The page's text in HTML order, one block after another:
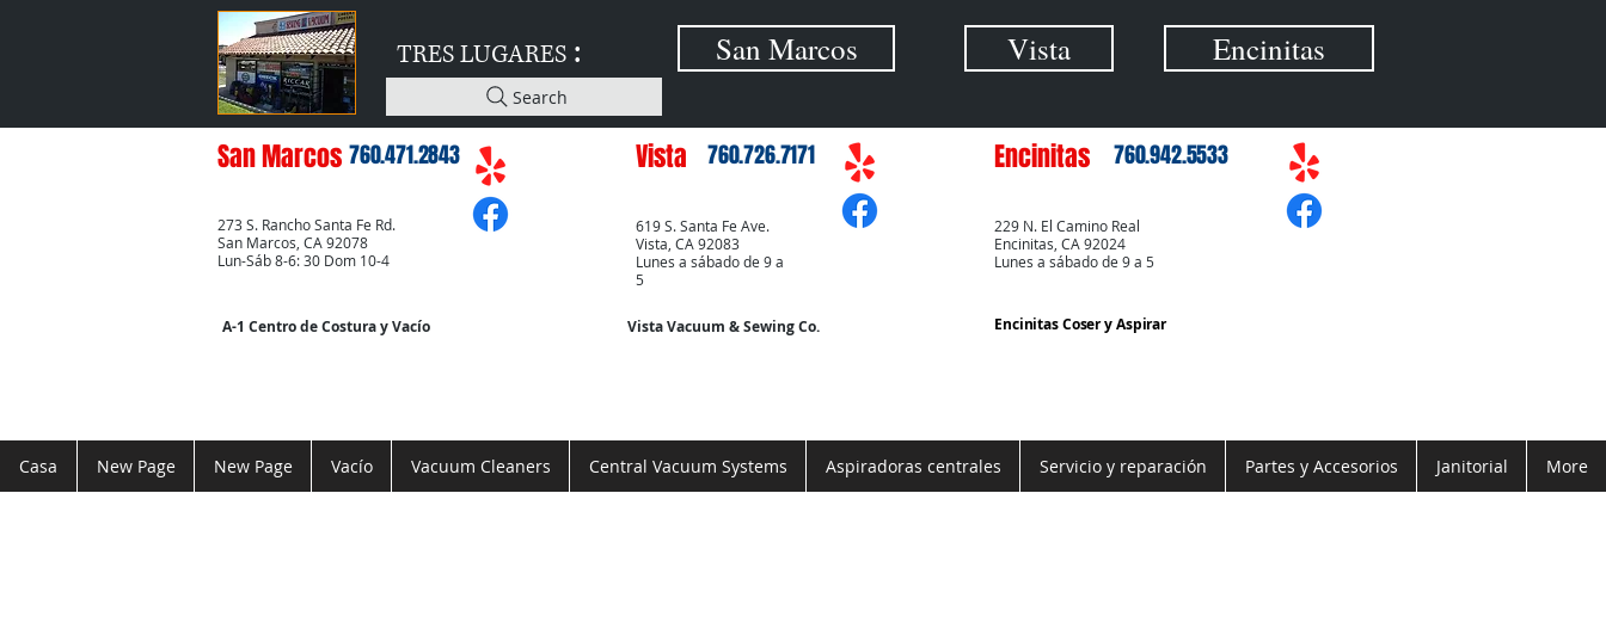
TRES LUGARES : San Marcos
Search
Vista Encinitas
San Marcos 760.471.2843
273 S. Rancho Santa Fe Rd.
San Marcos, CA 92078
Lun-Sáb 8-6: 30 Dom 10-4
A-1 Centro de Costura y Vacío
Vista 760.726.7171
619 S. Santa Fe Ave.
Vista, CA 92083
Lunes a sábado de 9 a
5
Vista Vacuum & Sewing Co.
Encinitas 760.942.5533
229 N. El Camino Real
Encinitas, CA 92024
Lunes a sábado de 9 a 5
Encinitas Cosery Aspirar
Casa New Page New Page Vacío Vacuum Cleaners Central Vacuum Systems Aspiradoras centrales Servicio y reparación Partes y Accesorios Janitorial More